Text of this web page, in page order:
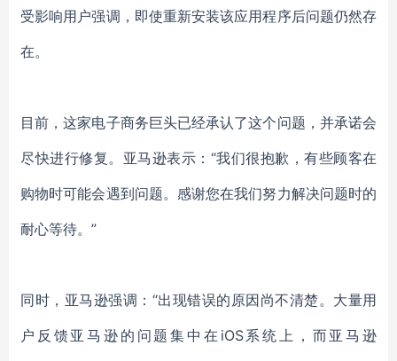
受影响用户强调，即使重新安装该应用程序后问题仍然存
在。
目前，这家电子商务巨头已经承认了这个问题，并承诺会
尽快进行修复。亚马逊表示： “我们很抱歉，有些顾客在
购物时可能会遇到问题。感谢您在我们努力解决问题时的
耐心等待。”
同时，亚马逊强调： “出现错误的原因尚不清楚。大量用
户反馈亚马逊的问题集中在iOS系统上，而亚马逊